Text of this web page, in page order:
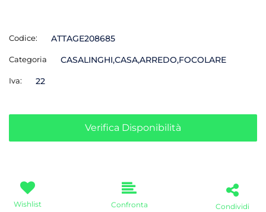
Codice: ATTAGE208685
Categoria CASALINGHI,CASA,ARREDO,FOCOLARE
Iva: 22
Verifica Disponibilità
Wishlist Confronta Condividi